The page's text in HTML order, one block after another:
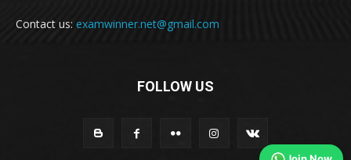
Contact us: examwinner.net@gmail.com
FOLLOW US